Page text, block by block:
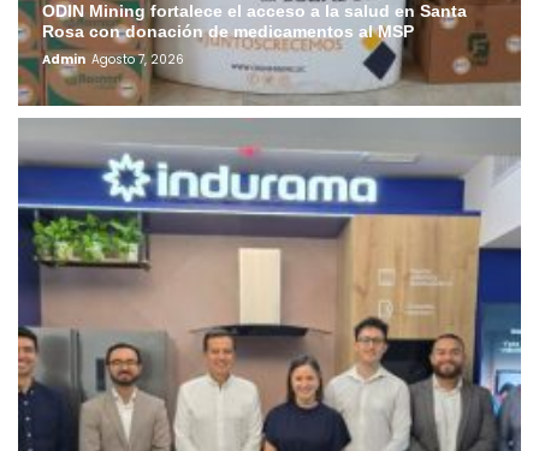
ODIN Mining fortalece el acceso a la salud en Santa
Rosa con donación de medicamentos al MSP
Admin Agosto 7, 2026